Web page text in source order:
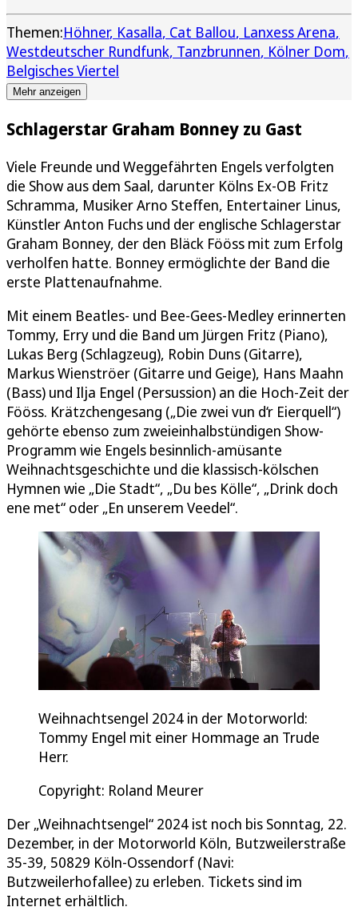
Themen:Höhner Kasalla Cat Ballou Lanxess Arena
Westdeutscher Rundfunk Tanzbrunnen Kölner Dom
Belgisches Viertel
Mehr anzeigen
Schlagerstar Graham Bonney zu Gast
Viele Freunde und Weggefährten Engels verfolgten
die Show aus dem Saal, darunter Kölns Ex-OB Fritz
Schramma, Musiker Arno Steffen, Entertainer Linus,
Künstler Anton Fuchs und der englische Schlagerstar
Graham Bonney, der den Bläck Fööss mit zum Erfolg
verholfen hatte. Bonney ermöglichte der Band die
erste Plattenaufnahme.
Mit einem Beatles- und Bee-Gees-Medley erinnerten
Tommy, Erry und die Band um Jürgen Fritz (Piano),
Lukas Berg (Schlagzeug), Robin Duns (Gitarre),
Markus Wienströer (Gitarre und Geige), Hans Maahn
(Bass) und Ilja Engel (Persussion) an die Hoch-Zeit der
Fööss. Krätzchengesang („Die zwei vun d‘r Eierquell“)
gehörte ebenso zum zweieinhalbstündigen Show-
Programm wie Engels besinnlich-amüsante
Weihnachtsgeschichte und die klassisch-kölschen
Hymnen wie „Die Stadt“, „Du bes Kölle“, „Drink doch
ene met“ oder „En unserem Veedel“.
Weihnachtsengel 2024 in der Motorworld:
Tommy Engel mit einer Hommage an Trude
Herr.
Copyright: Roland Meurer
Der „Weihnachtsengel“ 2024 ist noch bis Sonntag, 22.
Dezember, in der Motorworld Köln, Butzweilerstraße
35-39, 50829 Köln-Ossendorf (Navi:
Butzweilerhofallee) zu erleben. Tickets sind im
Internet erhältlich.